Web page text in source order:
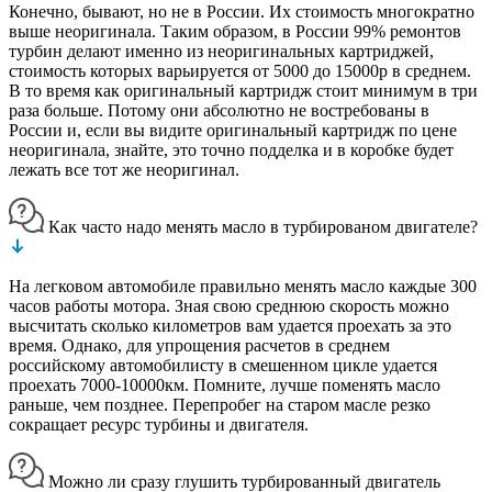
Конечно, бывают, но не в России. Их стоимость многократно
выше неоригинала. Таким образом, в России 99% ремонтов
турбин делают именно из неоригинальных картриджей,
стоимость которых варьируется от 5000 до 15000р в среднем.
В то время как оригинальный картридж стоит минимум в три
раза больше. Потому они абсолютно не востребованы в
России и, если вы видите оригинальный картридж по цене
неоригинала, знайте, это точно подделка и в коробке будет
лежать все тот же неоригинал.
Как часто надо менять масло в турбированом двигателе?
На легковом автомобиле правильно менять масло каждые 300
часов работы мотора. Зная свою среднюю скорость можно
высчитать сколько километров вам удается проехать за это
время. Однако, для упрощения расчетов в среднем
российскому автомобилисту в смешенном цикле удается
проехать 7000-10000км. Помните, лучше поменять масло
раньше, чем позднее. Перепробег на старом масле резко
сокращает ресурс турбины и двигателя.
Можно ли сразу глушить турбированный двигатель